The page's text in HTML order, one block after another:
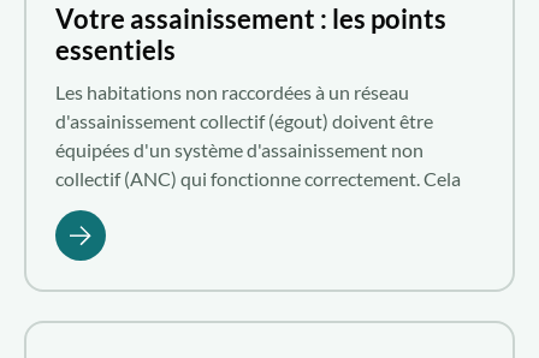
Votre assainissement : les points
essentiels
Les habitations non raccordées à un réseau
d'assainissement collectif (égout) doivent être
équipées d'un système d'assainissement non
collectif (ANC) qui fonctionne correctement. Cela
garantit non seulement le respect des normes
environnementales, mais aussi la préservation de la
qualité de vie des habitants.